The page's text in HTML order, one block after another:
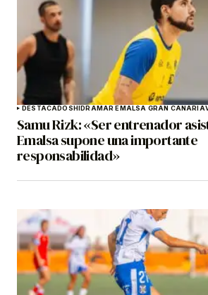
DESTACADOSHIDRAMAR EMALSA GRAN CANARIA
Samu Rizk: «Ser entrenador
Emalsa supone una importante
responsabilidad»